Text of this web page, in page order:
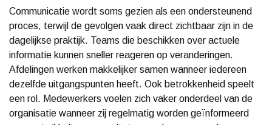
Communicatie wordt soms gezien als een ondersteunend
proces, terwijl de gevolgen vaak direct zichtbaar zijn in de
dagelijkse praktijk. Teams die beschikken over actuele
informatie kunnen sneller reageren op veranderingen.
Afdelingen werken makkelijker samen wanneer iedereen
dezelfde uitgangspunten heeft. Ook betrokkenheid speelt
een rol. Medewerkers voelen zich vaker onderdeel van de
organisatie wanneer zij regelmatig worden geïnformeerd